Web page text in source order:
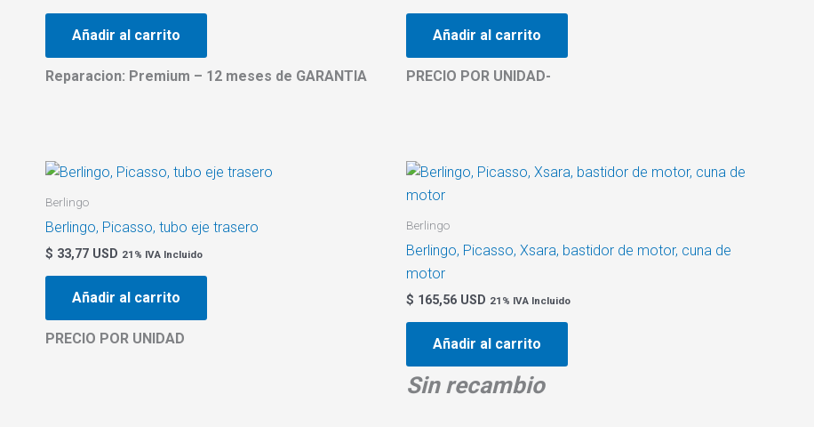
Añadir al carrito
Reparacion: Premium – 12 meses de GARANTIA
Añadir al carrito
PRECIO POR UNIDAD-
Berlingo
Berlingo, Picasso, tubo eje trasero
$ 33,77 USD 21% IVA Incluido
Añadir al carrito
PRECIO POR UNIDAD
Berlingo
Berlingo, Picasso, Xsara, bastidor de motor, cuna de
motor
$ 165,56 USD 21% IVA Incluido
Añadir al carrito
Sin recambio